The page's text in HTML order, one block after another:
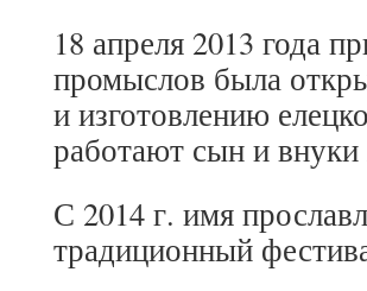
18 апреля 2013 года
промыслов была
и изготовлению
работают сын и
С 2014 г. имя
традиционный